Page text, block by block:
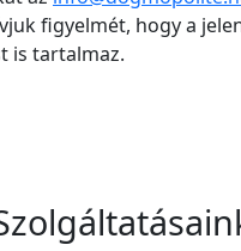
figyelmét, hogy a
is tartalmaz.